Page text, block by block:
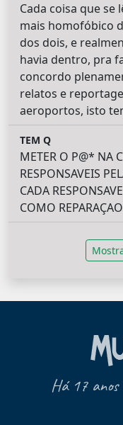
Cada coisa que se
mais homofóbico
dos dois, e
havia dentro, pra
concordo
relatos e
aeroportos, isto
TEM Q
METER O P@* NA
RESPONSAVEIS
CADA
COMO
Há 17